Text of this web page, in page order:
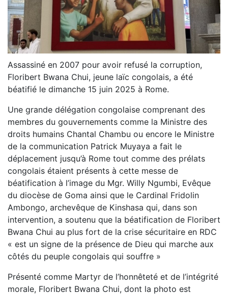
Assassiné en 2007 pour avoir refusé la corruption,
Floribert Bwana Chui, jeune laïc congolais, a été
béatifié le dimanche 15 juin 2025 à Rome.
Une grande délégation congolaise comprenant des
membres du gouvernements comme la Ministre des
droits humains Chantal Chambu ou encore le Ministre
de la communication Patrick Muyaya a fait le
déplacement jusqu’à Rome tout comme des prélats
congolais étaient présents à cette messe de
béatification à l’image du Mgr. Willy Ngumbi, Evêque
du diocèse de Goma ainsi que le Cardinal Fridolin
Ambongo, archevêque de Kinshasa qui, dans son
intervention, a soutenu que la béatification de Floribert
Bwana Chui au plus fort de la crise sécuritaire en RDC
« est un signe de la présence de Dieu qui marche aux
côtés du peuple congolais qui souffre »
Présenté comme Martyr de l’honnêteté et de l’intégrité
morale, Floribert Bwana Chui, dont la photo est